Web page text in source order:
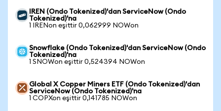
IREN (Ondo Tokenized)'dan ServiceNow (Ondo
Tokenized)'na
1 IRENon eşittir 0,062999 NOWon
Snowflake (Ondo Tokenized)'dan ServiceNow (Ondo
Tokenized)'na
1 SNOWon eşittir 0,524394 NOWon
Global X Copper Miners ETF (Ondo Tokenized)'dan
ServiceNow (Ondo Tokenized)'na
1 COPXon eşittir 0,141785 NOWon